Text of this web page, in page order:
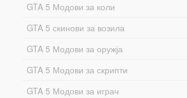
GTA 5 Модови за коли
GTA 5 скинови за возила
GTA 5 Модови за оружја
GTA 5 Модови за скрипти
GTA 5 Модови за играч